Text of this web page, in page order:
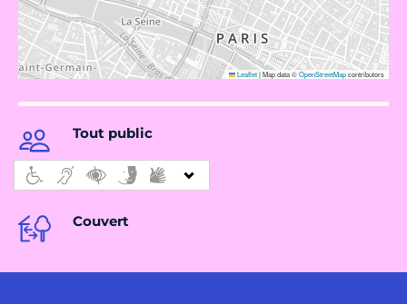
Leaflet|Map data ©OpenStreetMapcontributors
Tout public
Couvert